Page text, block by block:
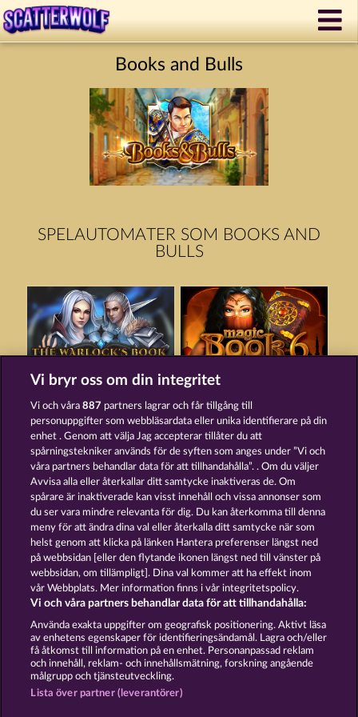
Books and Bulls
SPELAUTOMATER SOM BOOKS AND
BULLS
THE WARLOCKS BOOK MAGIC BOOK 6
BALTHAZAR MAGIC BOOK
Användarvillkor Sekretesspolicy Avtryck
Om Företaget FAQ Facebook
Skicka in en begäran om att ångra köpet
Vi bryr oss om din integritet
Vi och våra887 partners lagrar och får tillgång till
personuppgifter som webbläsardata eller unika identifierare på din
enhet . Genom att välja Jag accepterar tillåter du att
spårningstekniker används för de syften som anges under ”Vi och
våra partners behandlar data för att tillhandahålla”. . Om du väljer
Avvisa alla eller återkallar ditt samtycke inaktiveras de. Om
spårare är inaktiverade kan visst innehåll och vissa annonser som
du ser vara mindre relevanta för dig. Du kan återkomma till denna
meny för att ändra dina val eller återkalla ditt samtycke när som
helst genom att klicka på länken Hantera preferenser längst ned
på webbsidan [eller den flytande ikonen längst ned till vänster på
webbsidan, om tillämpligt]. Dina val kommer att ha effekt inom
vår Webbplats. Mer information finns i vår integritetspolicy.
Vi och våra partners behandlar data för att tillhandahålla:
Använda exakta uppgifter om geografisk positionering. Aktivt läsa
av enhetens egenskaper för identifieringsändamål. Lagra och/eller
få åtkomst till information på en enhet. Personanpassad reklam
och innehåll, reklam- och innehållsmätning, forskning angående
målgrupp och tjänsteutveckling.
Lista över partner (leverantörer)